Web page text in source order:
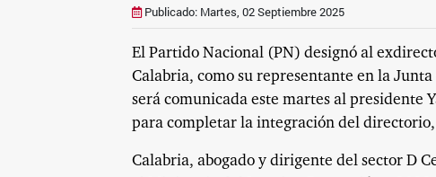
Publicado: Martes, 02 Septiembre 2025
El Partido Nacional (PN) designó al
Calabria, como su representante en la
será comunicada este martes al presidente
para completar la integración del
Calabria, abogado y dirigente del sector D